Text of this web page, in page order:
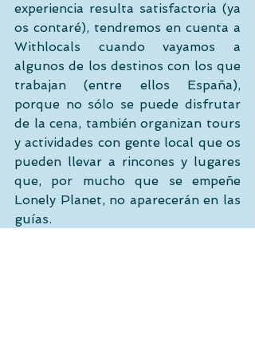
experiencia resulta satisfactoria (ya
os contaré), tendremos en cuenta a
Withlocals cuando vayamos a
algunos de los destinos con los que
trabajan (entre ellos España),
porque no sólo se puede disfrutar
de la cena, también organizan tours
y actividades con gente local que os
pueden llevar a rincones y lugares
que, por mucho que se empeñe
Lonely Planet, no aparecerán en las
guías.